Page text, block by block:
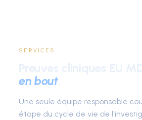
SERVICES
en bout.
Une seule équipe responsable
étape du cycle de vie de